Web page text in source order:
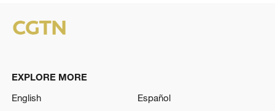
EXPLORE MORE
English
Español